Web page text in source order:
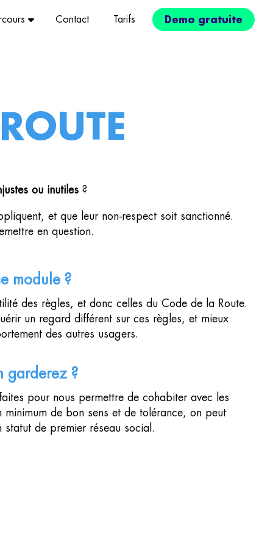
de société
Contact Tarifs Demo gratuite
ou inutiles ?
et que leur non-respect soit sanctionné.
en question.
module ?
des règles, et donc celles du Code de la Route.
un regard différent sur ces règles, et mieux
des autres usagers.
garderez ?
pour nous permettre de cohabiter avec les
minimum de bon sens et de tolérance, on peut
de premier réseau social.